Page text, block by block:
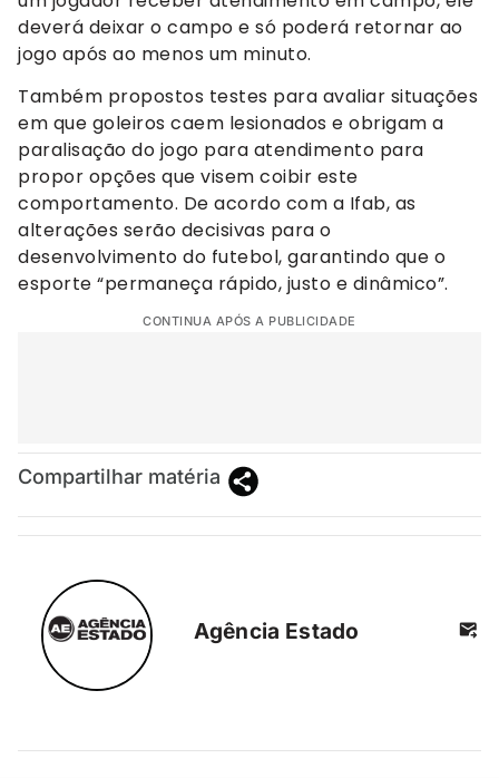
deverá deixar o campo e só poderá retornar ao
jogo após ao menos um minuto.
Também propostos testes para avaliar situações
em que goleiros caem lesionados e obrigam a
paralisação do jogo para atendimento para
propor opções que visem coibir este
comportamento. De acordo com a Ifab, as
alterações serão decisivas para o
desenvolvimento do futebol, garantindo que o
esporte “permaneça rápido, justo e dinâmico”.
CONTINUA APÓS A PUBLICIDADE
Compartilhar matéria
Agência Estado